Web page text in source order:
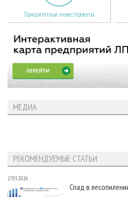
Приоритетные инвестпроекты
МЕДИА
РЕКОМЕНДУЕМЫЕ СТАТЬИ
27.05.2026
Спад в